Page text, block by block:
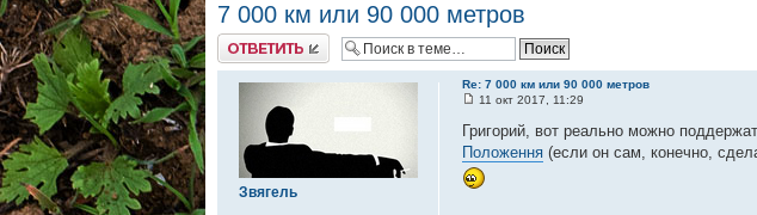
7 000 км или 90 000 метров
Ответить
Re: 7 000 км или 90 000 метров
11 окт 2017, 11:29
Григорий, вот реально можно
Положення (если он сам, конечно,
Звягель